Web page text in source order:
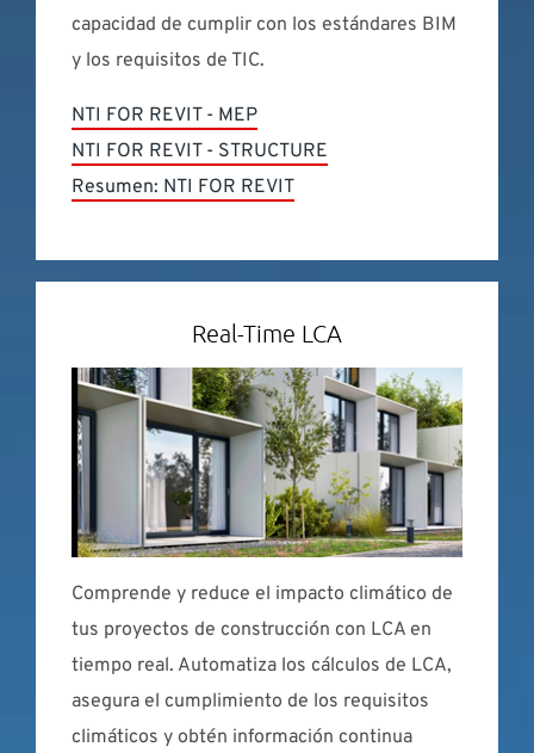
capacidad de cumplir con los estándares BIM
y los requisitos de TIC.
NTI FOR REVIT - MEP
NTI FOR REVIT - STRUCTURE
Resumen: NTI FOR REVIT
Real-Time LCA
Comprende y reduce el impacto climático de
tus proyectos de construcción con LCA en
tiempo real. Automatiza los cálculos de LCA,
asegura el cumplimiento de los requisitos
climáticos y obtén información continua